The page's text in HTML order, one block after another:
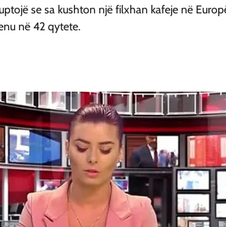
se sa kushton një filxhan kafeje në
në 42 qytete.